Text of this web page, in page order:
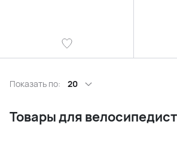
Показать по: 20
Товары для